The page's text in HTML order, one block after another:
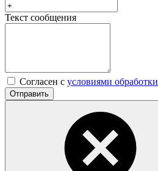
Текст сообщения
Согласен с условиями обработки
Отправить